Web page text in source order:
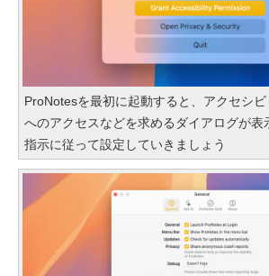
ProNotesを最初に起動すると、アクセシビ
へのアクセスなどを求めるダイアログが表
指示に従って設定していきましょう